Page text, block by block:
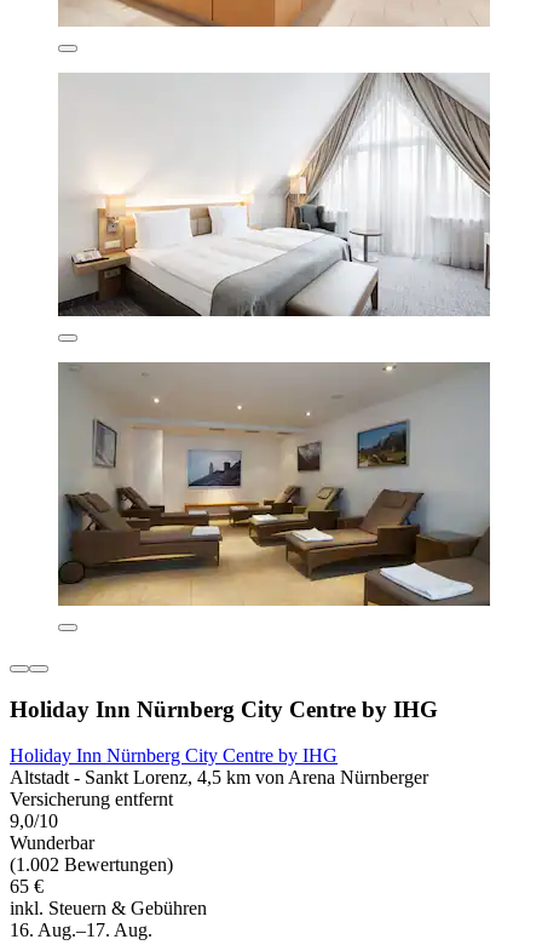
Holiday Inn Nürnberg City Centre by IHG
Holiday Inn Nürnberg City Centre by IHG
Altstadt - Sankt Lorenz, 4,5 km von Arena Nürnberger
Versicherung entfernt
9,0/10
Wunderbar
(1.002 Bewertungen)
65 €
inkl. Steuern & Gebühren
16. Aug.–17. Aug.